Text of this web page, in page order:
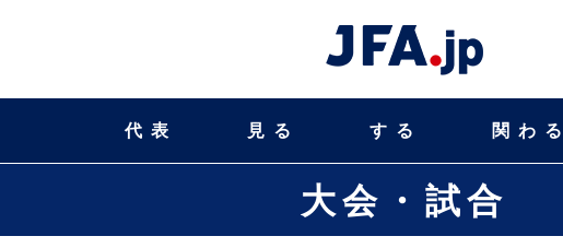
代表 見る する 関わる
大会・試合